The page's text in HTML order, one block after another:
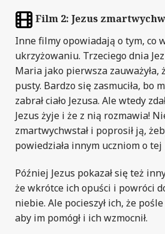
Film 2: Jezus
Inne filmy opowiadają o tym, co
ukrzyżowaniu. Trzeciego dnia
Maria jako pierwsza zauważyła,
pusty. Bardzo się zasmuciła, bo
zabrał ciało Jezusa. Ale wtedy
Jezus żyje i że z nią rozmawia!
zmartwychwstał i poprosił ją,
powiedziała innym uczniom o
Później Jezus pokazał się też
że wkrótce ich opuści i powróci
niebie. Ale pocieszył ich, że
aby im pomógł i ich wzmocnił.